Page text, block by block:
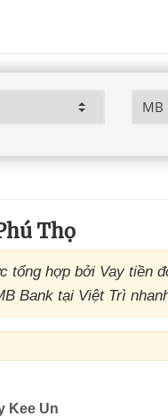
Thọ
tổng hợp bởi Vay tiền
Bank tại Việt Trì
Kee Un